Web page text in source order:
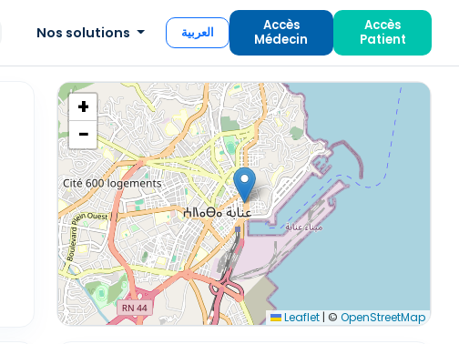
Nos solutions العربية
Accès
Médecin
Accès
Patient
+
−
Leaflet | © OpenStreetMap